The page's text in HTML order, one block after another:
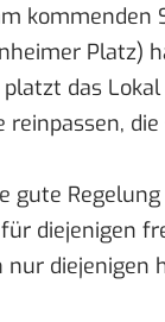
kommenden
Platz)
das
gute
diejenigen
diejenigen